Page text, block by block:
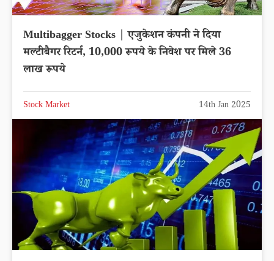
Multibagger Stocks | एजुकेशन कंपनी ने दिया
मल्टीबैगर रिटर्न, 10,000 रूपये के निवेश पर मिले 36
लाख रूपये
Stock Market 14th Jan 2025